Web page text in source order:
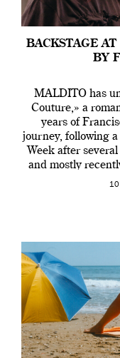
BACKSTAGE
BY
MALDITO has
Couture,» a
years of
journey, following
Week after
and mostly
Melissa. This